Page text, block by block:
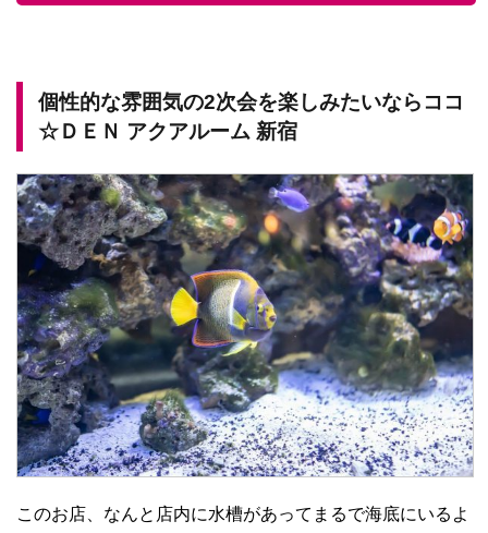
個性的な雰囲気の2次会を楽しみたいならココ
☆ＤＥＮ アクアルーム 新宿
このお店、なんと店内に水槽があってまるで海底にいるよ